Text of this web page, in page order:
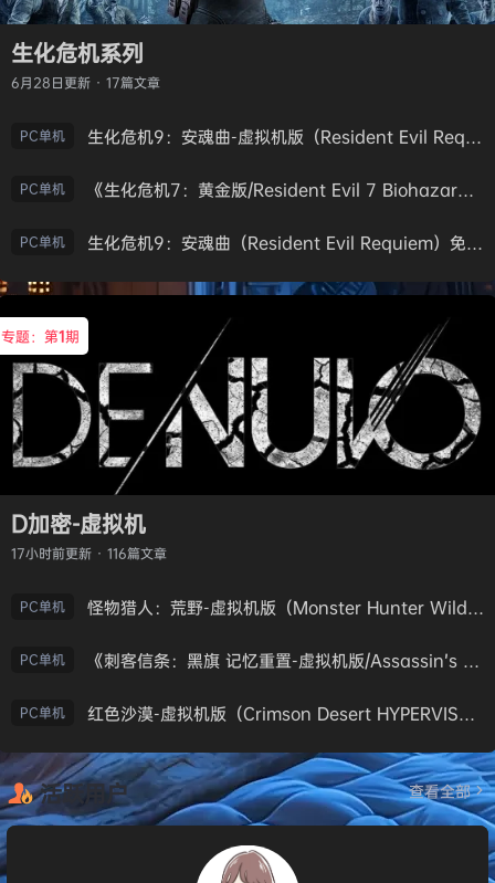
生化危机系列
6月28日更新 · 17篇文章
PC单机 生化危机9：安魂曲-虚拟机版（Resident Evil Requiem HYPERVISOR）免安装中文版
PC单机 《生化危机7：黄金版/Resident Evil 7 Biohazard》免安装中文版
PC单机 生化危机9：安魂曲（Resident Evil Requiem）免安装中文版
专题：第1期
D加密-虚拟机
17小时前更新 · 116篇文章
PC单机 怪物猎人：荒野-虚拟机版（Monster Hunter Wilds HYPERVISOR）免安装中文版
PC单机 《刺客信条：黑旗 记忆重置-虚拟机版/Assassin’s Creed Black Flag Resynced HYPERVISOR》免安装中文版
PC单机 红色沙漠-虚拟机版（Crimson Desert HYPERVISOR）免安装中文版
活跃用户 查看全部